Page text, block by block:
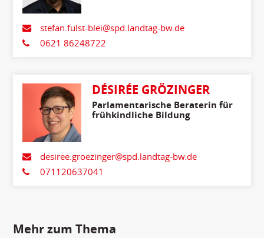
stefan.fulst-blei@spd.landtag-bw.de
0621 86248722
DÉSIRÉE GRÖZINGER
Parlamentarische Beraterin für
frühkindliche Bildung
desiree.groezinger@spd.landtag-bw.de
071120637041
Mehr zum Thema